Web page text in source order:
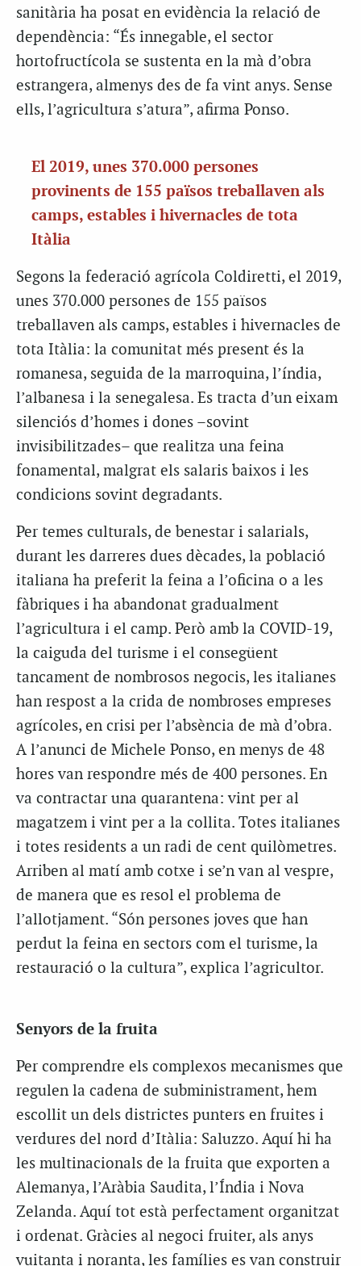
sanitària ha posat en evidència la relació de
dependència: “És innegable, el sector
hortofructícola se sustenta en la mà d’obra
estrangera, almenys des de fa vint anys. Sense
ells, l’agricultura s’atura”, afirma Ponso.
El 2019, unes 370.000 persones
provinents de 155 països treballaven als
camps, estables i hivernacles de tota
Itàlia
Segons la federació agrícola Coldiretti, el 2019,
unes 370.000 persones de 155 països
treballaven als camps, estables i hivernacles de
tota Itàlia: la comunitat més present és la
romanesa, seguida de la marroquina, l’índia,
l’albanesa i la senegalesa. Es tracta d’un eixam
silenciós d’homes i dones –sovint
invisibilitzades– que realitza una feina
fonamental, malgrat els salaris baixos i les
condicions sovint degradants.
Per temes culturals, de benestar i salarials,
durant les darreres dues dècades, la població
italiana ha preferit la feina a l’oficina o a les
fàbriques i ha abandonat gradualment
l’agricultura i el camp. Però amb la COVID-19,
la caiguda del turisme i el consegüent
tancament de nombrosos negocis, les italianes
han respost a la crida de nombroses empreses
agrícoles, en crisi per l’absència de mà d’obra.
A l’anunci de Michele Ponso, en menys de 48
hores van respondre més de 400 persones. En
va contractar una quarantena: vint per al
magatzem i vint per a la collita. Totes italianes
i totes residents a un radi de cent quilòmetres.
Arriben al matí amb cotxe i se’n van al vespre,
de manera que es resol el problema de
l’allotjament. “Són persones joves que han
perdut la feina en sectors com el turisme, la
restauració o la cultura”, explica l’agricultor.
Senyors de la fruita
Per comprendre els complexos mecanismes que
regulen la cadena de subministrament, hem
escollit un dels districtes punters en fruites i
verdures del nord d’Itàlia: Saluzzo. Aquí hi ha
les multinacionals de la fruita que exporten a
Alemanya, l’Aràbia Saudita, l’Índia i Nova
Zelanda. Aquí tot està perfectament organitzat
i ordenat. Gràcies al negoci fruiter, als anys
vuitanta i noranta, les famílies es van construir